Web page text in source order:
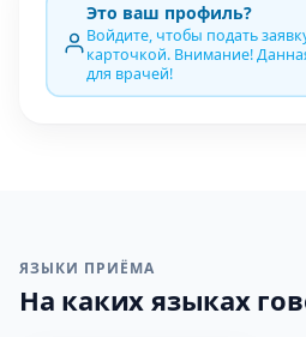
Это ваш профиль?
Войдите, чтобы подать
карточкой. Внимание!
для врачей!
ЯЗЫКИ ПРИЁМА
На каких языках